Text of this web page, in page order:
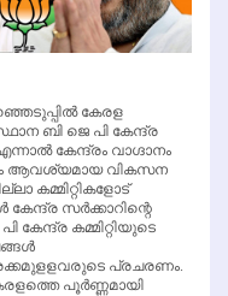
കേരള
ബി ജെ പി കേന്ദ്ര
കേന്ദ്രം വാഗ്ദാനം
ആവശ്യമായ വികസന
കമ്മിറ്റികളോട്
സര്‍ക്കാറിന്റെ
കേന്ദ്ര കമ്മിറ്റിയുടെ
പ്രചരണം.
പൂര്‍ണ്ണമായി